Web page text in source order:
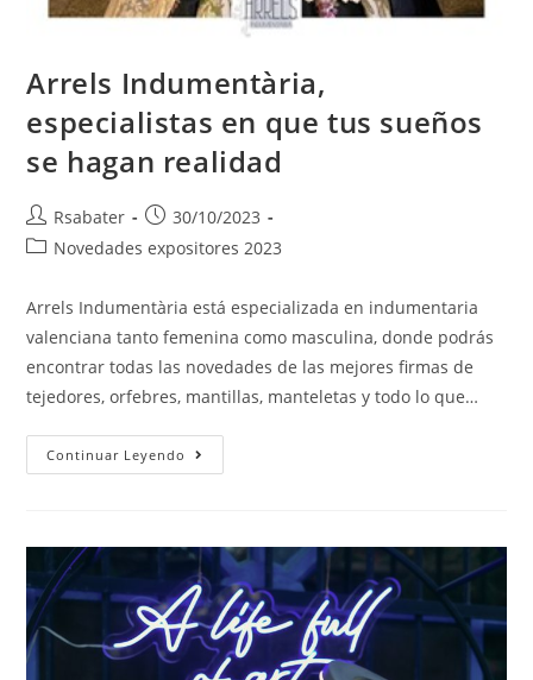
Arrels Indumentària,
especialistas en que tus sueños
se hagan realidad
Rsabater
30/10/2023
Novedades expositores 2023
Arrels Indumentària está especializada en indumentaria
valenciana tanto femenina como masculina, donde podrás
encontrar todas las novedades de las mejores firmas de
tejedores, orfebres, mantillas, manteletas y todo lo que…
Continuar Leyendo